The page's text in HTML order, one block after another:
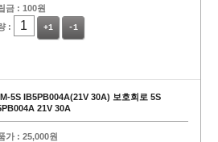
금 : 100원
:
+1 -1
5S IB5PB004A(21V 30A) 보호회로 5S
21V 30A
가 : 25,000원